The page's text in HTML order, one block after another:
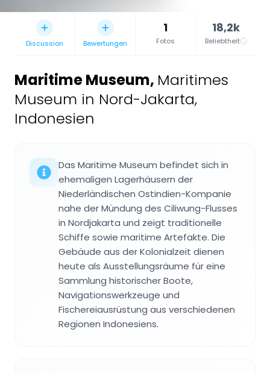
Discussion Bewertungen
1
Fotos
18,2k
Beliebtheit
Maritime Museum, Maritimes
Museum in Nord-Jakarta,
Indonesien
Das Maritime Museum befindet sich in
ehemaligen Lagerhäusern der
Niederländischen Ostindien-Kompanie
nahe der Mündung des Ciliwung-Flusses
in Nordjakarta und zeigt traditionelle
Schiffe sowie maritime Artefakte. Die
Gebäude aus der Kolonialzeit dienen
heute als Ausstellungsräume für eine
Sammlung historischer Boote,
Navigationswerkzeuge und
Fischereiausrüstung aus verschiedenen
Regionen Indonesiens.